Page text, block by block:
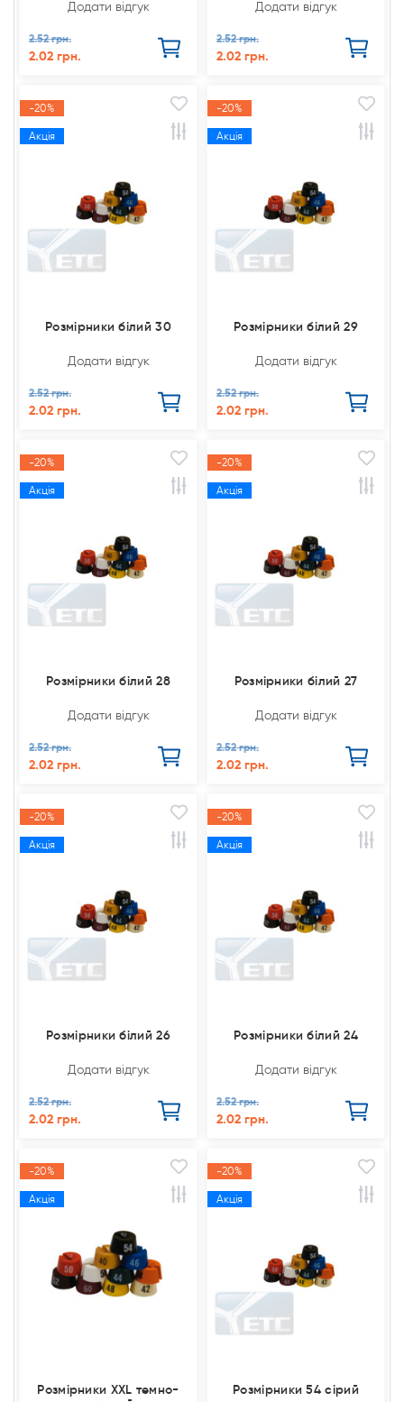
Додати відгук
2.52 грн.
2.02 грн.
Додати відгук
2.52 грн.
2.02 грн.
-20%
Акція
Розмірники білий 30
Додати відгук
2.52 грн.
2.02 грн.
-20%
Акція
Розмірники білий 29
Додати відгук
2.52 грн.
2.02 грн.
-20%
Акція
Розмірники білий 28
Додати відгук
2.52 грн.
2.02 грн.
-20%
Акція
Розмірники білий 27
Додати відгук
2.52 грн.
2.02 грн.
-20%
Акція
Розмірники білий 26
Додати відгук
2.52 грн.
2.02 грн.
-20%
Акція
Розмірники білий 24
Додати відгук
2.52 грн.
2.02 грн.
-20%
Акція
Розмірники XXL темно-
-20%
Акція
Розмірники 54 сірий